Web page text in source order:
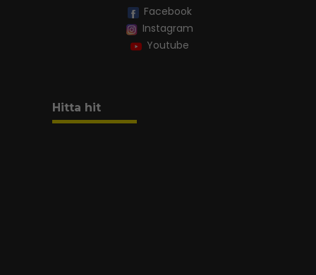
Facebook
Instagram
Youtube
Hitta hit